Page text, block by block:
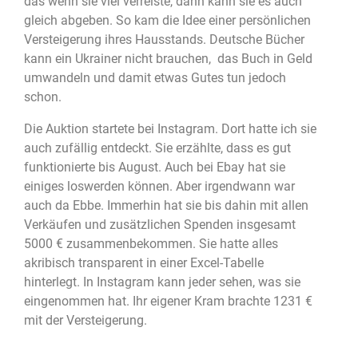
gleich abgeben. So kam die Idee einer persönlichen
Versteigerung ihres Hausstands. Deutsche Bücher
kann ein Ukrainer nicht brauchen, das Buch in Geld
umwandeln und damit etwas Gutes tun jedoch
schon.
Die Auktion startete bei Instagram. Dort hatte ich sie
auch zufällig entdeckt. Sie erzählte, dass es gut
funktionierte bis August. Auch bei Ebay hat sie
einiges loswerden können. Aber irgendwann war
auch da Ebbe. Immerhin hat sie bis dahin mit allen
Verkäufen und zusätzlichen Spenden insgesamt
5000 € zusammenbekommen. Sie hatte alles
akribisch transparent in einer Excel-Tabelle
hinterlegt. In Instagram kann jeder sehen, was sie
eingenommen hat. Ihr eigener Kram brachte 1231 €
mit der Versteigerung.